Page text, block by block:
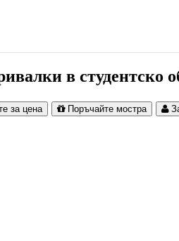
в студентско
за цена Поръчайте мостра